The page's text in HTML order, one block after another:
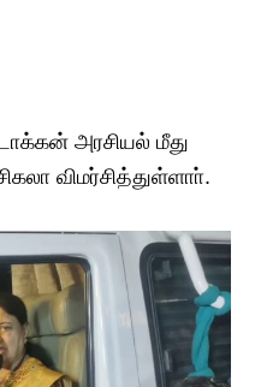
அரசியல் மீது
விமர்சித்துள்ளாா்.